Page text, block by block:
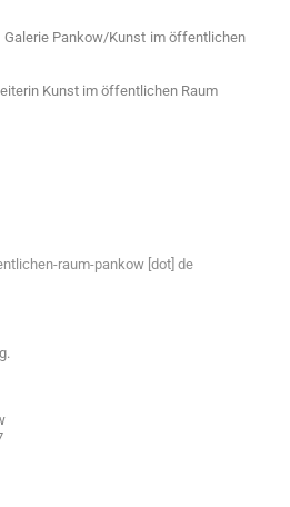
Galerie Pankow/Kunst im öffentlichen
Kunst im öffentlichen Raum
raum-pankow [dot] de